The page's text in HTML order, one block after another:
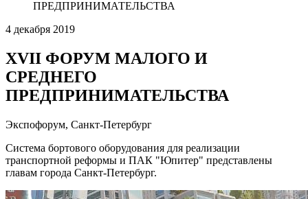
ПРЕДПРИНИМАТЕЛЬСТВА
4 декабря 2019
XVII ФОРУМ МАЛОГО И
СРЕДНЕГО
ПРЕДПРИНИМАТЕЛЬСТВА
Экспофорум, Санкт-Петербург
Система бортового оборудования для реализации
транспортной реформы и ПАК "Юпитер" представлены
главам города Санкт-Петербург.